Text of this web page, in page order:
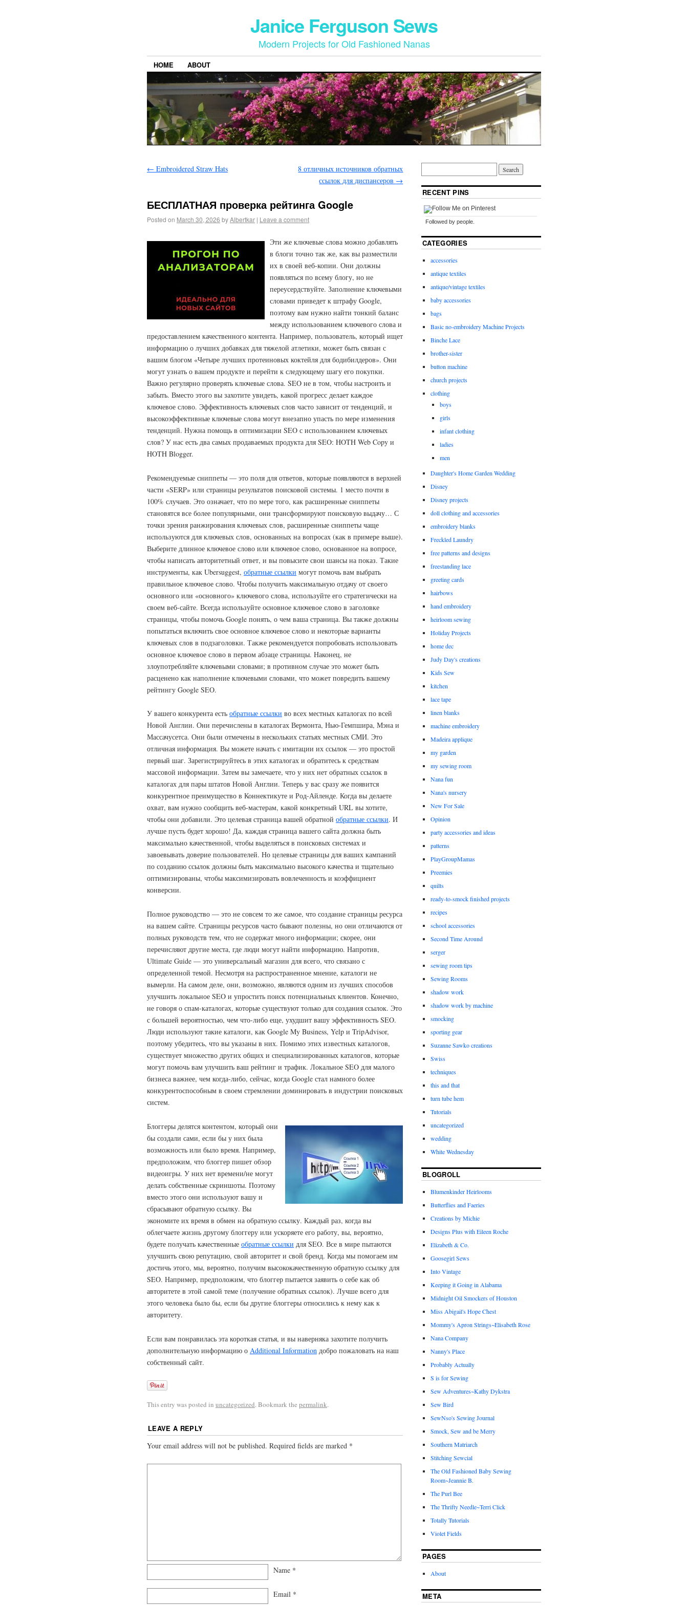
Janice Ferguson Sews
Modern Projects for Old Fashioned Nanas
HOME ABOUT
← Embroidered Straw Hats
8 отличных источников обратных
ссылок для диспансеров →
БЕСПЛАТНАЯ проверка рейтинга Google
Posted on March 30, 2026 byAlbertkar | Leave a comment
Эти же ключевые слова можно добавлять
в блоги точно так же, как вы разместили
их в своей веб-копии. Они должны
появляться по всему блогу, но не
переусердствуйте. Заполнение ключевыми
словами приведет к штрафу Google,
поэтому вам нужно найти тонкий баланс
между использованием ключевого слова и
предоставлением качественного контента. Например, пользователь, который ищет
информацию о лучших добавках для тяжелой атлетики, может быть связан с
вашим блогом «Четыре лучших протеиновых коктейля для бодибилдеров». Они
могут узнать о вашем продукте и перейти к следующему шагу его покупки.
Важно регулярно проверять ключевые слова. SEO не в том, чтобы настроить и
забыть. Вместо этого вы захотите увидеть, какой прогресс делает каждое
ключевое слово. Эффективность ключевых слов часто зависит от тенденций, и
высокоэффективные ключевые слова могут внезапно упасть по мере изменения
тенденций. Нужна помощь в оптимизации SEO с использованием ключевых
слов? У нас есть два самых продаваемых продукта для SEO: HOTH Web Copy и
HOTH Blogger.
Рекомендуемые сниппеты — это поля для ответов, которые появляются в верхней
части «SERP» или страницы результатов поисковой системы. 1 место почти в
100% случаев. Это означает, что по мере того, как расширенные сниппеты
становятся все более популярными, они трансформируют поисковую выдачу… С
точки зрения ранжирования ключевых слов, расширенные сниппеты чаще
используются для ключевых слов, основанных на вопросах (как в примере выше).
Выберите длинное ключевое слово или ключевое слово, основанное на вопросе,
чтобы написать авторитетный ответ, и вы повысите свои шансы на показ. Такие
инструменты, как Ubersuggest, обратные ссылки могут помочь вам выбрать
правильное ключевое слово. Чтобы получить максимальную отдачу от своего
основного или «основного» ключевого слова, используйте его стратегически на
своем веб-сайте. Всегда используйте основное ключевое слово в заголовке
страницы, чтобы помочь Google понять, о чем ваша страница. Вы также должны
попытаться включить свое основное ключевое слово и некоторые варианты
ключевых слов в подзаголовки. Также рекомендуется попробовать использовать
основное ключевое слово в первом абзаце страницы. Наконец, не
злоупотребляйте ключевыми словами; в противном случае это может быть
расценено как наполнение ключевыми словами, что может повредить вашему
рейтингу Google SEO.
У вашего конкурента есть обратные ссылки во всех местных каталогах по всей
Новой Англии. Они перечислены в каталогах Вермонта, Нью-Гемпшира, Мэна и
Массачусетса. Они были отмечены в нескольких статьях местных СМИ. Это
отличная информация. Вы можете начать с имитации их ссылок — это простой
первый шаг. Зарегистрируйтесь в этих каталогах и обратитесь к средствам
массовой информации. Затем вы замечаете, что у них нет обратных ссылок в
каталогах для пары штатов Новой Англии. Теперь у вас сразу же появится
конкурентное преимущество в Коннектикуте и Род-Айленде. Когда вы делаете
охват, вам нужно сообщить веб-мастерам, какой конкретный URL вы хотите,
чтобы они добавили. Это целевая страница вашей обратной обратные ссылки. И
лучше пусть будет хорошо! Да, каждая страница вашего сайта должна быть
максимально качественной, чтобы выделяться в поисковых системах и
завоевывать доверие пользователей. Но целевые страницы для ваших кампаний
по созданию ссылок должны быть максимально высокого качества и тщательно
оптимизированы, чтобы максимизировать вовлеченность и коэффициент
конверсии.
Полное руководство — это не совсем то же самое, что создание страницы ресурса
на вашем сайте. Страницы ресурсов часто бывают полезны, но они отличаются от
полных руководств тем, что не содержат много информации; скорее, они
перечисляют другие места, где люди могут найти информацию. Напротив,
Ultimate Guide — это универсальный магазин для всего, что связано с
определенной темой. Несмотря на распространенное мнение, каталоги не
вымерли. На самом деле, они, возможно, являются одним из лучших способов
улучшить локальное SEO и упростить поиск потенциальных клиентов. Конечно,
не говоря о спам-каталогах, которые существуют только для создания ссылок. Это
с большей вероятностью, чем что-либо еще, ухудшит вашу эффективность SEO.
Люди используют такие каталоги, как Google My Business, Yelp и TripAdvisor,
поэтому убедитесь, что вы указаны в них. Помимо этих известных каталогов,
существует множество других общих и специализированных каталогов, которые
могут помочь вам улучшить ваш рейтинг и трафик. Локальное SEO для малого
бизнеса важнее, чем когда-либо, сейчас, когда Google стал намного более
конкурентоспособным в своем стремлении доминировать в индустрии поисковых
систем.
Блоггеры делятся контентом, который они
бы создали сами, если бы у них была
возможность или было время. Например,
предположим, что блоггер пишет обзор
видеоигры. У них нет времени/не могут
делать собственные скриншоты. Поэтому
вместо этого они используют вашу и
сбрасывают обратную ссылку. Вы
экономите их время в обмен на обратную ссылку. Каждый раз, когда вы
облегчаете жизнь другому блоггеру или ускоряете его работу, вы, вероятно,
будете получать качественные обратные ссылки для SEO. Все в мире пытаются
улучшить свою репутацию, свой авторитет и свой бренд. Когда мы помогаем им
достичь этого, мы, вероятно, получим высококачественную обратную ссылку для
SEO. Например, предположим, что блоггер пытается заявить о себе как об
авторитете в этой самой теме (получение обратных ссылок). Лучше всего для
этого человека было бы, если бы другие блоггеры относились к нему как к
авторитету.
Если вам понравилась эта короткая статья, и вы наверняка захотите получить
дополнительную информацию о Additional Information добро пожаловать на наш
собственный сайт.
This entry was posted in uncategorized. Bookmark the permalink.
LEAVE A REPLY
Your email address will not be published. Required fields are marked *
Name *
Email *
RECENT PINS
Followed by people.
CATEGORIES
accessories
antique textiles
antique/vintage textiles
baby accessories
bags
Basic no-embroidery Machine Projects
Binche Lace
brother-sister
button machine
church projects
clothing
boys
girls
infant clothing
ladies
men
Daughter's Home Garden Wedding
Disney
Disney projects
doll clothing and accessories
embroidery blanks
Freckled Laundry
free patterns and designs
freestanding lace
greeting cards
hairbows
hand embroidery
heirloom sewing
Holiday Projects
home dec
Judy Day's creations
Kids Sew
kitchen
lace tape
linen blanks
machine embroidery
Madeira applique
my garden
my sewing room
Nana fun
Nana's nursery
New For Sale
Opinion
party accessories and ideas
patterns
PlayGroupMamas
Preemies
quilts
ready-to-smock finished projects
recipes
school accessories
Second Time Around
serger
sewing room tips
Sewing Rooms
shadow work
shadow work by machine
smocking
sporting gear
Suzanne Sawko creations
Swiss
techniques
this and that
turn tube hem
Tutorials
uncategorized
wedding
White Wednesday
BLOGROLL
Blumenkinder Heirlooms
Butterflies and Faeries
Creations by Michie
Designs Plus with Eileen Roche
Elizabeth & Co.
Goosegirl Sews
Into Vintage
Keeping it Going in Alabama
Midnight Oil Smockers of Houston
Miss Abigail's Hope Chest
Mommy's Apron Strings~Elisabeth Rose
Nana Company
Nanny's Place
Probably Actually
S is for Sewing
Sew Adventures~Kathy Dykstra
Sew Bird
SewNso's Sewing Journal
Smock, Sew and be Merry
Southern Matriarch
Stitching Sewcial
The Old Fashioned Baby Sewing
Room~Jeannie B.
The Purl Bee
The Thrifty Needle~Terri Click
Totally Tutorials
Violet Fields
PAGES
About
META